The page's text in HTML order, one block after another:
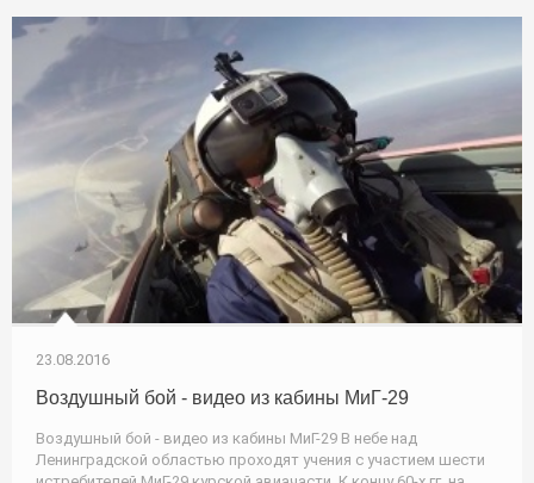
23.08.2016
Воздушный бой - видео из кабины МиГ-29
Воздушный бой - видео из кабины МиГ-29 В небе над
Ленинградской областью проходят учения с участием шести